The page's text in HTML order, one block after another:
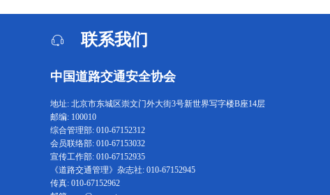
联系我们
中国道路交通安全协会
地址: 北京市东城区崇文门外大街3号新世界写字楼B座14层
邮编: 100010
综合管理部: 010-67152312
会员联络部: 010-67153032
宣传工作部: 010-67152935
《道路交通管理》杂志社: 010-67152945
传真: 010-67152962